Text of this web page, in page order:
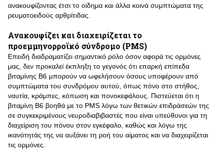
ανακουφίζοντας έτσι το οίδημα και άλλα κοινά συμπτώματα της
ρευματοειδούς αρθρίτιδας.
Ανακουφίζει και διαχειρίζεται το
προεμμηνορροϊκό σύνδρομο (PMS)
Επειδή διαδραματίζει σημαντικό ρόλο όσον αφορά τις ορμόνες
μας, δεν προκαλεί έκπληξη το γεγονός ότι επαρκή επίπεδα
βιταμίνης Β6 μπορούν να ωφελήσουν όσους υποφέρουν από
συμπτώματα του συνδρόμου αυτού, όπως πόνο στο στήθος,
ναυτία, κράμπες, κόπωση και πονοκεφάλους. Πιστεύεται ότι η
βιταμίνη Β6 βοηθά με το PMS λόγω των θετικών επιδράσεών της
σε συγκεκριμένους νευροδιαβιβαστές που είναι υπεύθυνοι για τη
διαχείριση του πόνου στον εγκέφαλο, καθώς και λόγω της
ικανότητάς της να αυξάνει τη ροή του αίματος και να διαχειρίζεται
τις ορμόνες.